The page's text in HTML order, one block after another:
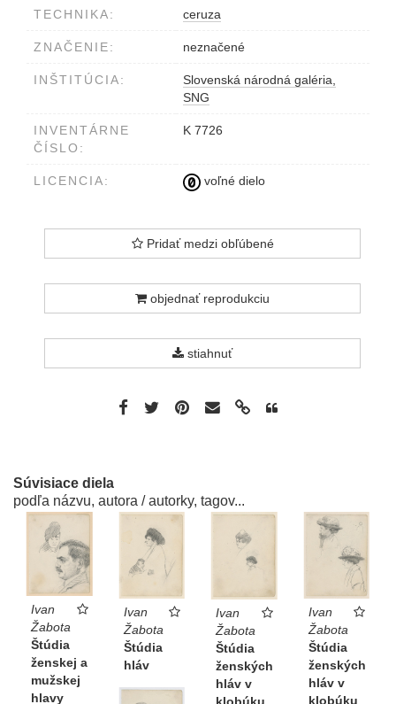
TECHNIKA: ceruza
ZNAČENIE: neznačené
INŠTITÚCIA:
Slovenská národná galéria,
SNG
INVENTÁRNE
ČÍSLO:
K 7726
LICENCIA: voľné dielo
Pridať medzi obľúbené
objednať reprodukciu
stiahnuť
Súvisiace diela
podľa názvu, autora / autorky, tagov...
Ivan
Žabota
Štúdia
ženskej a
mužskej
hlavy
Ivan
Žabota
Štúdia
hláv
Ivan
Žabota
Štúdia
ženských
hláv v
klobúku
Ivan
Žabota
Štúdia
ženských
hláv v
klobúku